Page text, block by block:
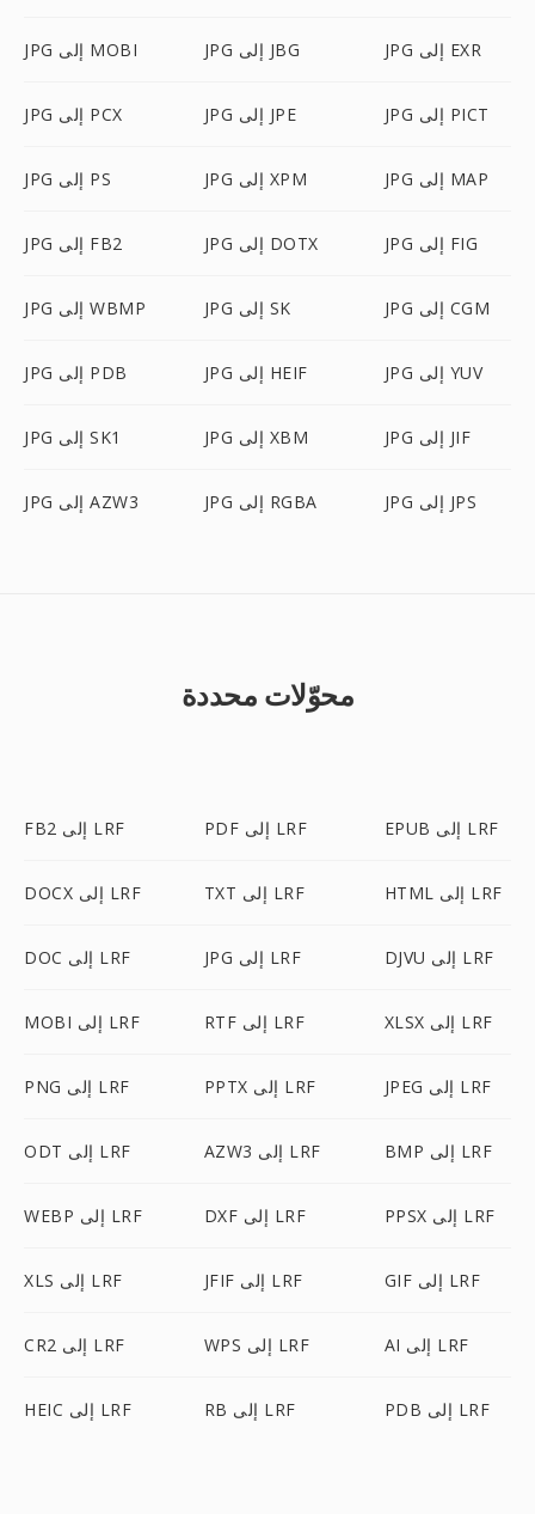
JPG إلى MOBI JPG إلى JBG JPG إلى EXR
JPG إلى PCX JPG إلى JPE JPG إلى PICT
JPG إلى PS JPG إلى XPM JPG إلى MAP
JPG إلى FB2 JPG إلى DOTX JPG إلى FIG
JPG إلى WBMP JPG إلى SK JPG إلى CGM
JPG إلى PDB JPG إلى HEIF JPG إلى YUV
JPG إلى SK1 JPG إلى XBM JPG إلى JIF
JPG إلى AZW3 JPG إلى RGBA JPG إلى JPS
محوّلات محددة
FB2 إلى LRF PDF إلى LRF EPUB إلى LRF
DOCX إلى LRF TXT إلى LRF HTML إلى LRF
DOC إلى LRF JPG إلى LRF DJVU إلى LRF
MOBI إلى LRF RTF إلى LRF XLSX إلى LRF
PNG إلى LRF PPTX إلى LRF JPEG إلى LRF
ODT إلى LRF AZW3 إلى LRF BMP إلى LRF
WEBP إلى LRF DXF إلى LRF PPSX إلى LRF
XLS إلى LRF JFIF إلى LRF GIF إلى LRF
CR2 إلى LRF WPS إلى LRF AI إلى LRF
HEIC إلى LRF RB إلى LRF PDB إلى LRF